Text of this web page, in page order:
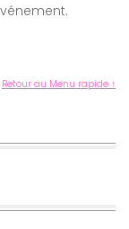
Retour au Menu rapide ↑